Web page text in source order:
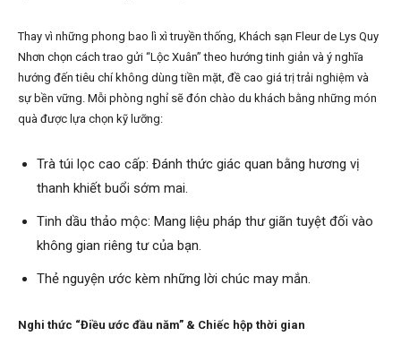
Thay vì những phong bao lì xì truyền thống, Khách sạn Fleur de Lys Quy
Nhơn chọn cách trao gửi “Lộc Xuân” theo hướng tinh giản và ý nghĩa
hướng đến tiêu chí không dùng tiền mặt, đề cao giá trị trải nghiệm và
sự bền vững. Mỗi phòng nghỉ sẽ đón chào du khách bằng những món
quà được lựa chọn kỹ lưỡng:
Trà túi lọc cao cấp: Đánh thức giác quan bằng hương vị
thanh khiết buổi sớm mai.
Tinh dầu thảo mộc: Mang liệu pháp thư giãn tuyệt đối vào
không gian riêng tư của bạn.
Thẻ nguyện ước kèm những lời chúc may mắn.
Nghi thức “Điều ước đầu năm” & Chiếc hộp thời gian